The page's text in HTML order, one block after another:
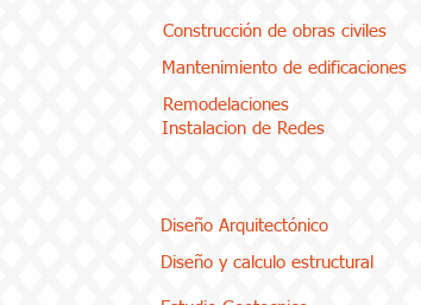
Construcción de obras civiles
Mantenimiento de edificaciones
Remodelaciones
Diseño Arquitectónico
Diseño y calculo estructural
Instalacion de Redes